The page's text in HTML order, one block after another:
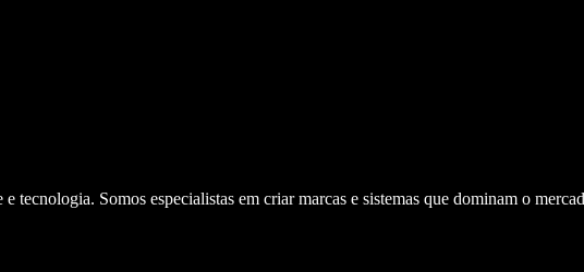
tecnologia. Somos especialistas em criar marcas e sistemas que dominam o